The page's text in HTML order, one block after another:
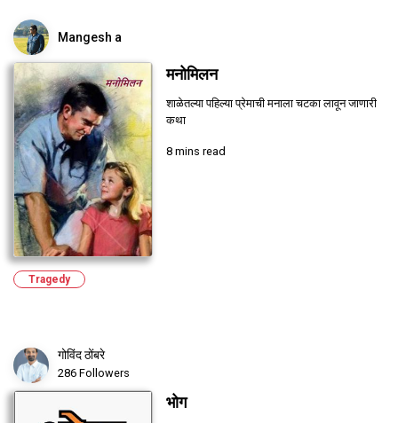
Mangesh a
मनोमिलन
शाळेतल्या पहिल्या प्रेमाची मनाला चटका लावून जाणारी
कथा
8 mins read
Tragedy
गोविंद ठोंबरे
286 Followers
भोग